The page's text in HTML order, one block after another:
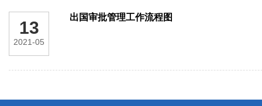
13
2021-05
出国审批管理工作流程图